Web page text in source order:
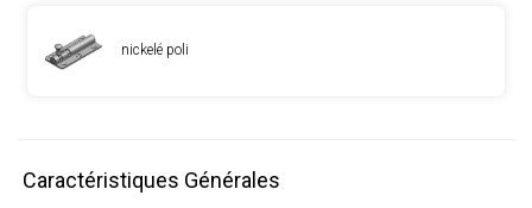
nickelé poli
Caractéristiques Générales